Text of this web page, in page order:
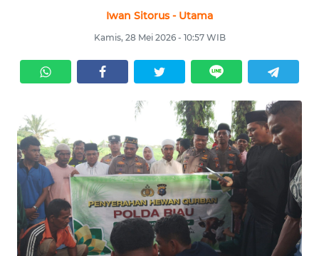
Iwan Sitorus - Utama
Kamis, 28 Mei 2026 - 10:57 WIB
HUKRIM
OPINI
PERISTIWA
Informasi
INDEKS
BERITA